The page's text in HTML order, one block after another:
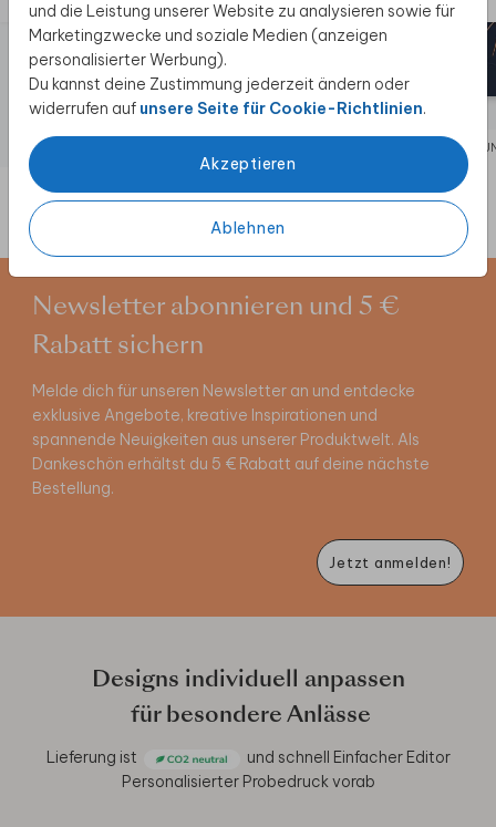
und die Leistung unserer Website zu analysieren sowie für
Marketingzwecke und soziale Medien (anzeigen
personalisierter Werbung).
Du kannst deine Zustimmung jederzeit ändern oder
widerrufen auf unsere Seite für Cookie-Richtlinien.
Akzeptieren
Ablehnen
Newsletter abonnieren und 5 €
Rabatt sichern
Melde dich für unseren Newsletter an und entdecke
exklusive Angebote, kreative Inspirationen und
spannende Neuigkeiten aus unserer Produktwelt. Als
Dankeschön erhältst du 5 € Rabatt auf deine nächste
Bestellung.
Jetzt anmelden!
Designs individuell anpassen
für besondere Anlässe
Lieferung ist und schnell Einfacher Editor
Personalisierter Probedruck vorab